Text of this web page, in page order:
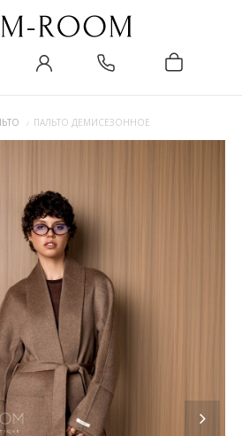
ПАЛЬТО ДЕМИСЕЗОННОЕ